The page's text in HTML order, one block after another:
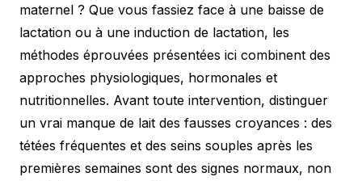
maternel ? Que vous fassiez face à une baisse de
lactation ou à une induction de lactation, les
méthodes éprouvées présentées ici combinent des
approches physiologiques, hormonales et
nutritionnelles. Avant toute intervention, distinguer
un vrai manque de lait des fausses croyances : des
tétées fréquentes et des seins souples après les
premières semaines sont des signes normaux, non